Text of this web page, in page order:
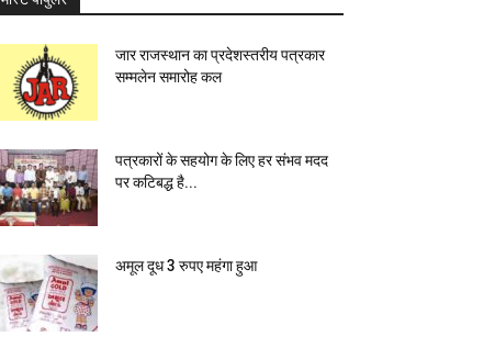
जार राजस्थान का प्रदेशस्तरीय पत्रकार
सम्मलेन समारोह कल
पत्रकारों के सहयोग के लिए हर संभव मदद
पर कटिबद्ध है...
अमूल दूध 3 रुपए महंगा हुआ